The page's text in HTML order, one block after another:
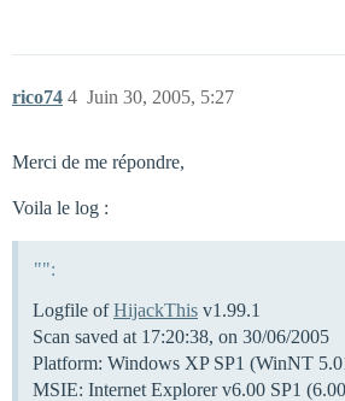
rico74 Juin 30, 2005, 5:27
4
Merci de me répondre,
Voila le log :
"":
Logfile ofHijackThis v1.99.1
Scan saved at 17:20:38, on 30/06/2005
Platform: Windows XP SP1 (WinNT
MSIE: Internet Explorer v6.00 SP1